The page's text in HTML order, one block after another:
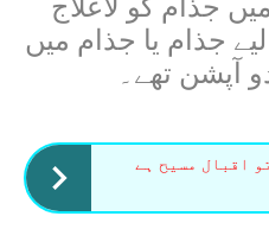
جذام کو لاعلاج
جذام یا جذام میں
آپشن تھے۔
اقبال مسیح ہے